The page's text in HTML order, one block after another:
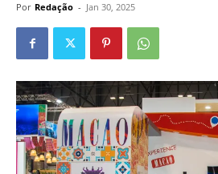
Por Redação - Jan 30, 2025